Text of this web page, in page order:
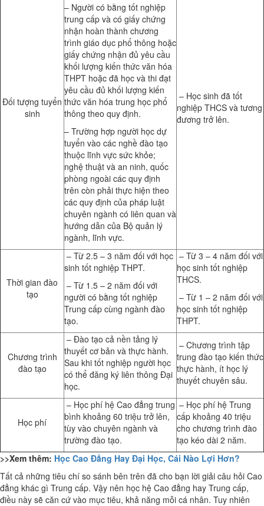
Đối tượng tuyển
sinh
– Người có bằng tốt nghiệp
trung cấp và có giấy chứng
nhận hoàn thành chương
trình giáo dục phổ thông hoặc
giấy chứng nhận đủ yêu cầu
khối lượng kiến thức văn hóa
THPT hoặc đã học và thi đạt
yêu cầu đủ khối lượng kiến
thức văn hóa trung học phổ
thông theo quy định.
– Trường hợp người học dự
tuyển vào các nghề đào tạo
thuộc lĩnh vực sức khỏe;
nghệ thuật và an ninh, quốc
phòng ngoài các quy định
trên còn phải thực hiện theo
các quy định của pháp luật
chuyên ngành có liên quan và
hướng dẫn của Bộ quản lý
ngành, lĩnh vực.
– Học sinh đã tốt
nghiệp THCS và tương
đương trở lên.
Thời gian đào
tạo
– Từ 2.5 – 3 năm đối với học
sinh tốt nghiệp THPT.
– Từ 1.5 – 2 năm đối với
người có bằng tốt nghiệp
Trung cấp cùng ngành đào
tạo.
– Từ 3 – 4 năm đối với
học sinh tốt nghiệp
THCS.
– Từ 1 – 2 năm đối với
học sinh tốt nghiệp
THPT.
Chương trình
đào tạo
– Đào tạo cả nền tảng lý
thuyết cơ bản và thực hành.
Sau khi tốt nghiệp người học
có thể đăng ký liên thông Đại
học.
– Chương trình tập
trung đào tạo kiến thức
thực hành, ít học lý
thuyết chuyên sâu.
Học phí
– Học phí hệ Cao đẳng trung
bình khoảng 60 triệu trở lên,
tùy vào chuyên ngành và
trường đào tạo.
– Học phí hệ Trung
cấp khoảng 40 triệu
cho chương trình đào
tạo kéo dài 2 năm.
>>Xem thêm: Học Cao Đẳng Hay Đại Học, Cái Nào Lợi Hơn?
Tất cả những tiêu chí so sánh bên trên đã cho bạn lời giải câu hỏi Cao
đẳng khác gì Trung cấp. Vậy nên học hệ Cao đẳng hay Trung cấp,
điều này sẽ căn cứ vào mục tiêu, khả năng mỗi cá nhân. Tuy nhiên